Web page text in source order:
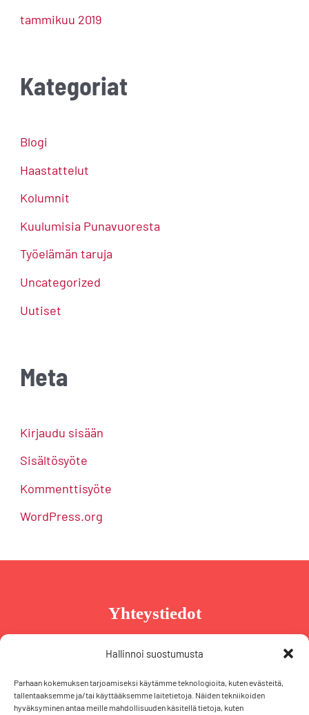
Hallinnoi suostumusta
Parhaan kokemuksen tarjoamiseksi käytämme teknologioita, kuten evästeitä,
tallentaaksemme ja/tai käyttääksemme laitetietoja. Näiden tekniikoiden
hyväksyminen antaa meille mahdollisuuden käsitellä tietoja, kuten
tammikuu 2019
Kategoriat
Blogi
Haastattelut
Kolumnit
Kuulumisia Punavuoresta
Työelämän taruja
Uncategorized
Uutiset
Meta
Kirjaudu sisään
Sisältösyöte
Kommenttisyöte
WordPress.org
Yhteystiedot
Taru Reinikainen
taru@tarureinikainen.fi